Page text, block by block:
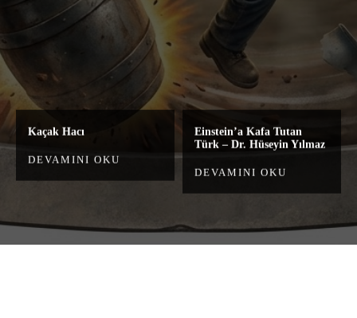
Kaçak Hacı
DEVAMINI OKU
Einstein’a Kafa Tutan
Türk – Dr. Hüseyin Yılmaz
DEVAMINI OKU